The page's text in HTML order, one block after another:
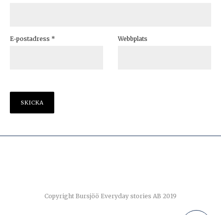
E-postadress * Webbplats
Copyright Bursjöö Everyday stories AB 2019